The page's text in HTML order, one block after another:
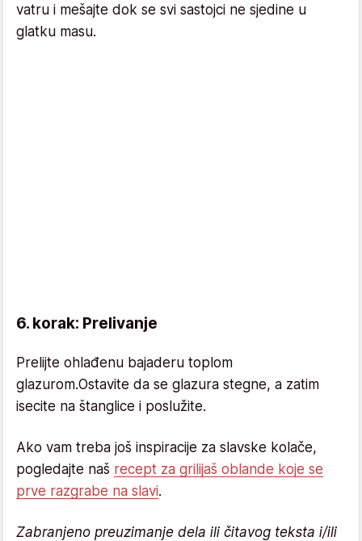
vatru i mešajte dok se svi sastojci ne sjedine u
glatku masu.
6. korak: Prelivanje
Prelijte ohlađenu bajaderu toplom
glazurom.Ostavite da se glazura stegne, a zatim
isecite na štanglice i poslužite.
Ako vam treba još inspiracije za slavske kolače,
pogledajte naš recept za grilijaš oblande koje se
prve razgrabe na slavi.
Zabranjeno preuzimanje dela ili čitavog teksta i/ili